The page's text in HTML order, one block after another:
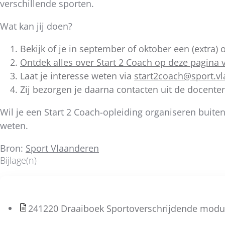
verschillende sporten.
Wat kan jij doen?
Bekijk of je in september of oktober een (extra)
Ontdek alles over Start 2 Coach op deze pagina
Laat je interesse weten via
Zij bezorgen je daarna contacten uit de
Wil je een Start 2 Coach-opleiding organiseren
weten.
Bron: Sport Vlaanderen
Bijlage(n)
241220 Draaiboek Sportoverschrijdende